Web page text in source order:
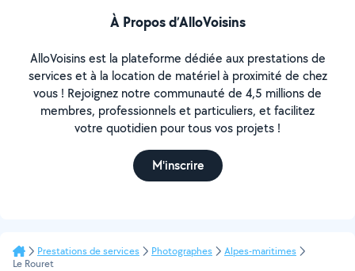
À Propos d’AlloVoisins
AlloVoisins est la plateforme dédiée aux prestations de
services et à la location de matériel à proximité de chez
vous ! Rejoignez notre communauté de 4,5 millions de
membres, professionnels et particuliers, et facilitez
votre quotidien pour tous vos projets !
M'inscrire
Prestations de services Photographes
Alpes-maritimes
Le Rouret